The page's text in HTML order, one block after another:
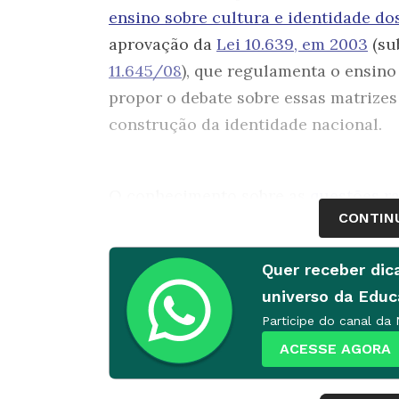
ensino sobre cultura e identidade
aprovação da Lei 10.639, em 2003
11.645/08), que regulamenta o
propor o debate sobre essas
construção da identidade nacional.
questões
e das
professora Sherol dos Santos,
Grande do Sul, escolas e
as possibilidades de exploração
“Ficou fixado na cabeça de muitas
exclusivo da disciplina de História,
Quer receber
universo da
Participe do canal da
ACESSE AGORA